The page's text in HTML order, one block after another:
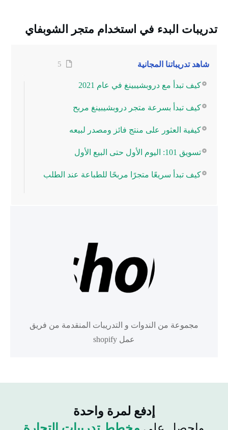
تدريبات البدء في استخدام متجر الشوبفاي
شاهد تدريباتنا المجانية 5
كيف تبدأ مع دروبشيبينغ في عام 2021
كيف تبدأ بسرعة متجر دروبشيبينغ مربح
كيفية العثور على منتج فائز ومصدر لبيعه
تسويق 101: اليوم الأول حتى البيع الأول
كيف تبدأ سريعًا متجرًا مربحًا للطباعة عند الطلب
مجموعة من الندوات و التدريبات المنقدمة من فريق
عمل shopify
إدفع لمرة واحدة